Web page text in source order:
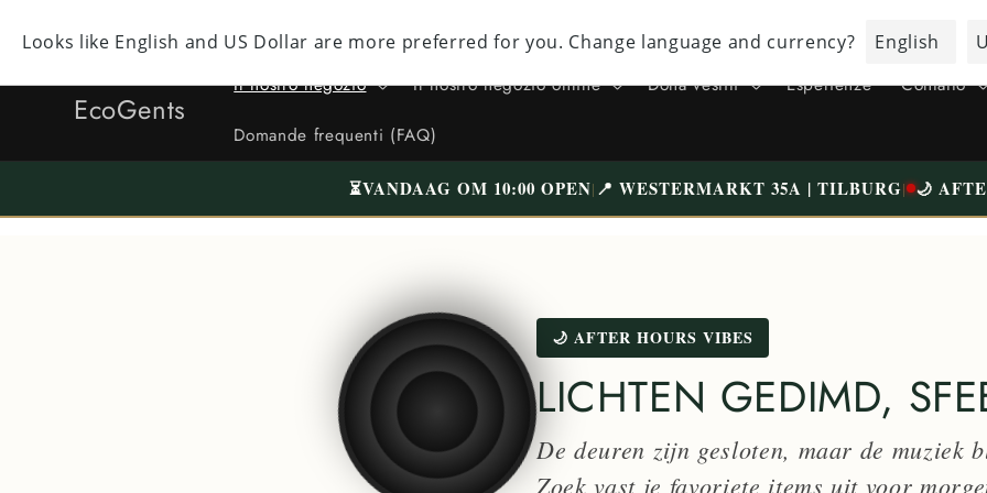
al contenuto
FacebookInstagramYouTubeTikTokX
Twitter)
LAVATO | SPEDIZIONE GRATUITA SOPRA 75 € (NL)
EcoGents
Il nostro negozio Il nostro negozio online Dona vestiti Esperienze Contatto
Domande frequenti (FAQ)
⏳VANDAAG OM 10:00 OPEN| 📍 WESTERMARKT 35A | TILBURG| 🌙
🌙 AFTER HOURS VIBES
LICHTEN GEDIMD,
De deuren zijn gesloten, maar de muziek
Zoek vast je favoriete items uit voor